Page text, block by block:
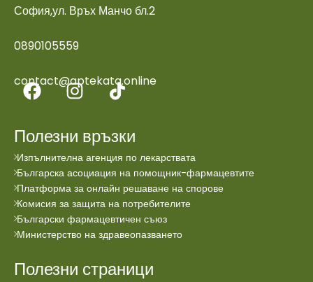
София,ул. Връх Манчо бл.2
0890105559
contact@aptekata.online
Полезни връзки
Изпълнителна агенция по лекарствата
Българска асоциация на помощник-фармацевтите
Платформа за онлайн решаване на спорове
Комисия за защита на потребителите
Български фармацевтичен съюз
Министерство на здравеопазването
Полезни страници